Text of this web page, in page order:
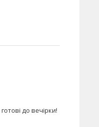
до вечірки!